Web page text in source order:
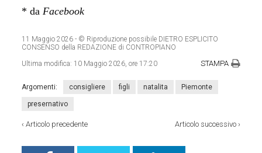
* daFacebook
11 Maggio 2026 - © Riproduzione possibile DIETRO ESPLICITO
CONSENSO della REDAZIONE di CONTROPIANO
Ultima modifica: 10 Maggio 2026, ore 17:20 STAMPA
Argomenti: consigliere figli natalita Piemonte
presernativo
‹Articolo precedente Articolo successivo›